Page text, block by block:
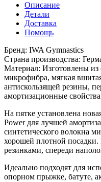
Описание
Детали
Доставка
Помощь
Бренд: IWA Gymnastics
Страна производства:
Материал: Изготовлены из
микрофибра, мягкая
антискользящей резины,
амортизационные
На пятке установлена
Power для лучшей
синтетического волокна
хорошей плотной
резинками, спереди
Идеально подходят для
опорном прыжке, батуте,